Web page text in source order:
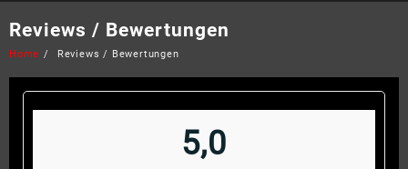
Reviews / Bewertungen
Home Reviews / Bewertungen
5,0